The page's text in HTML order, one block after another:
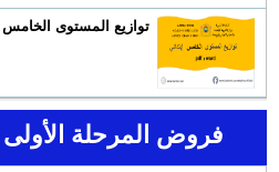
توازيع المستوى الخامس 5 إبتدائي 2025-2026 word
فروض المرحلة الأولى